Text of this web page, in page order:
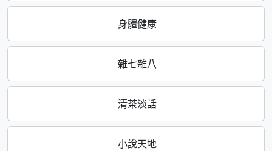
身體健康
雜七雜八
清茶淡話
小說天地